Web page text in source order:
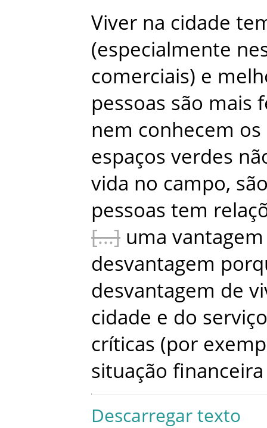
Viver na cidade
(especialmente
comerciais) e
pessoas são mais
nem conhecem os
espaços verdes
vida no campo,
pessoas tem
uma vantagem
desvantagem
desvantagem de
cidade e do
críticas (por
situação financeira
Descarregar texto